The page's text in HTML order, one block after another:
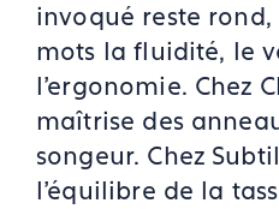
invoqué reste
mots la fluidité, le
l’ergonomie. Chez
maîtrise des
songeur. Chez
l'équilibre de la